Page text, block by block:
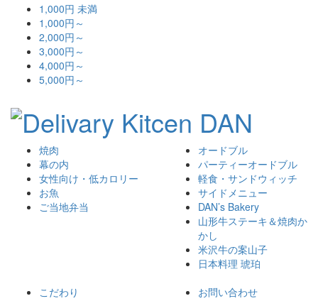
1,000円 未満
1,000円～
2,000円～
3,000円～
4,000円～
5,000円～
焼肉
幕の内
女性向け・低カロリー
お魚
ご当地弁当
オードブル
パーティーオードブル
軽食・サンドウィッチ
サイドメニュー
DAN’s Bakery
山形牛ステーキ＆焼肉か
かし
米沢牛の案山子
日本料理 琥珀
こだわり
お問い合わせ